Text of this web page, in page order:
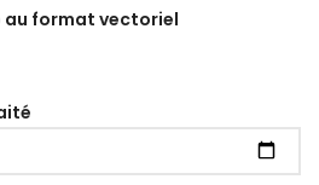
au format vectoriel